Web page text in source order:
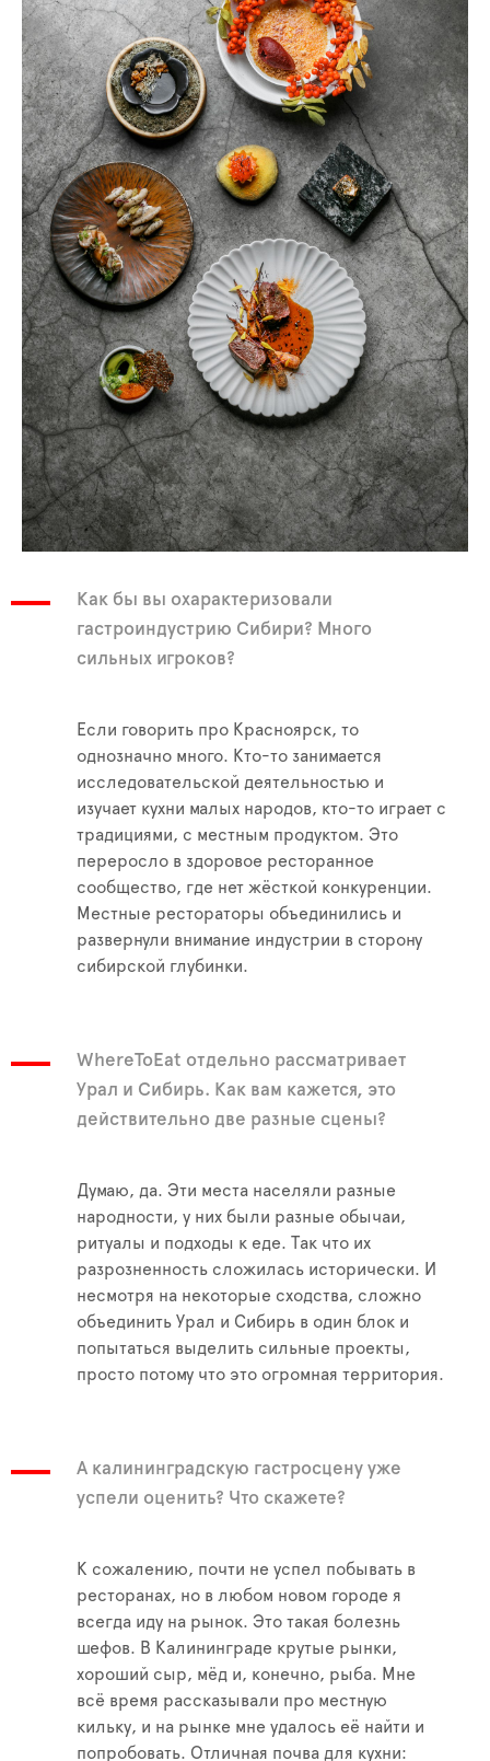
Как бы вы охарактеризовали
гастроиндустрию Сибири? Много
сильных игроков?
Если говорить про Красноярск, то
однозначно много. Кто-то занимается
исследовательской деятельностью и
изучает кухни малых народов, кто-то играет с
традициями, с местным продуктом. Это
переросло в здоровое ресторанное
сообщество, где нет жёсткой конкуренции.
Местные рестораторы объединились и
развернули внимание индустрии в сторону
сибирской глубинки.
WhereToEat отдельно рассматривает
Урал и Сибирь. Как вам кажется, это
действительно две разные сцены?
Думаю, да. Эти места населяли разные
народности, у них были разные обычаи,
ритуалы и подходы к еде. Так что их
разрозненность сложилась исторически. И
несмотря на некоторые сходства, сложно
объединить Урал и Сибирь в один блок и
попытаться выделить сильные проекты,
просто потому что это огромная территория.
А калининградскую гастросцену уже
успели оценить? Что скажете?
К сожалению, почти не успел побывать в
ресторанах, но в любом новом городе я
всегда иду на рынок. Это такая болезнь
шефов. В Калининграде крутые рынки,
хороший сыр, мёд и, конечно, рыба. Мне
всё время рассказывали про местную
кильку, и на рынке мне удалось её найти и
попробовать. Отличная почва для кухни: